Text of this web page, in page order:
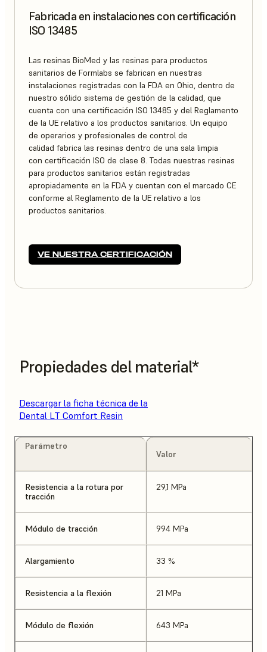
Fabricada en instalaciones con certificación
ISO 13485
Las resinas BioMed y las resinas para productos
sanitarios de Formlabs se fabrican en nuestras
instalaciones registradas con la FDA en Ohio, dentro de
nuestro sólido sistema de gestión de la calidad, que
cuenta con una certificación ISO 13485 y del Reglamento
de la UE relativo a los productos sanitarios. Un equipo
de operarios y profesionales de control de
calidad fabrica las resinas dentro de una sala limpia
con certificación ISO de clase 8. Todas nuestras resinas
para productos sanitarios están registradas
apropiadamente en la FDA y cuentan con el marcado CE
conforme al Reglamento de la UE relativo a los
productos sanitarios.
VE NUESTRA CERTIFICACIÓN
Propiedades del material*
Descargar la ficha técnica de la
Dental LT Comfort Resin
Parámetro
Valor
Resistencia a la rotura por
tracción
29,1 MPa
Módulo de tracción 994 MPa
Alargamiento 33 %
Resistencia a la flexión 21 MPa
Módulo de flexión 643 MPa